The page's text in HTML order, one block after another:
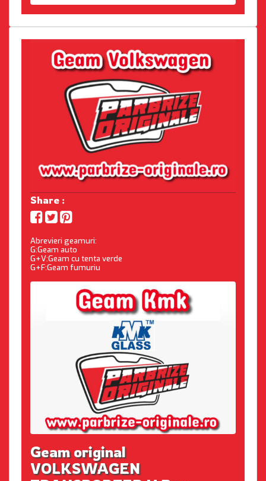
Share :
Abrevieri geamuri:
G:Geam auto
G+V:Geam cu tenta verde
G+F:Geam fumuriu
Geam original
VOLKSWAGEN